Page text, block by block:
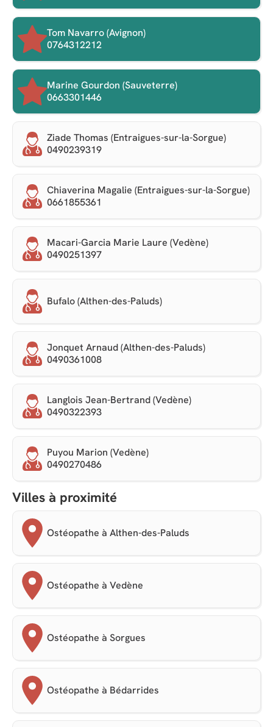
Tom Navarro (Avignon)
0764312212
Marine Gourdon (Sauveterre)
0663301446
Ziade Thomas (Entraigues-sur-la-Sorgue)
0490239319
Chiaverina Magalie (Entraigues-sur-la-Sorgue)
0661855361
Macari-Garcia Marie Laure (Vedène)
0490251397
Bufalo (Althen-des-Paluds)
Jonquet Arnaud (Althen-des-Paluds)
0490361008
Langlois Jean-Bertrand (Vedène)
0490322393
Puyou Marion (Vedène)
0490270486
Villes à proximité
Ostéopathe à Althen-des-Paluds
Ostéopathe à Vedène
Ostéopathe à Sorgues
Ostéopathe à Bédarrides